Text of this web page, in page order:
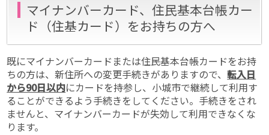
マイナンバーカード、住民基本台帳カー
ド（住基カード）をお持ちの方へ
既にマイナンバーカードまたは住民基本台帳カードをお持
ちの方は、新住所への変更手続きがありますので、転入日
から90日以内にカードを持参し、小城市で継続して利用す
ることができるよう手続きをしてください。手続きをされ
ませんと、マイナンバーカードが失効して利用できなくな
ります。